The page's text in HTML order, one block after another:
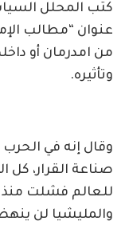
كتب المحلل
عنوان “مطالب
من امدرمان أو
وتأثيره.
وقال إنه في
صناعة القرار،
للعالم فشلت منذ
والمليشيا لن